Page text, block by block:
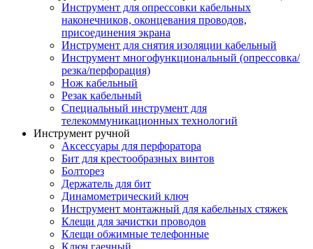
Инструмент для опрессовки кабельных
наконечников, оконцевания проводов,
присоединения экрана
Инструмент для снятия изоляции кабельный
Инструмент многофункциональный (опрессовка/
резка/перфорация)
Нож кабельный
Резак кабельный
Специальный инструмент для
телекоммуникационных технологий
Инструмент ручной
Аксессуары для перфоратора
Бит для крестообразных винтов
Болторез
Держатель для бит
Динамометрический ключ
Инструмент монтажный для кабельных стяжек
Клещи для зачистки проводов
Клещи обжимные телефонные
Ключ гаечный